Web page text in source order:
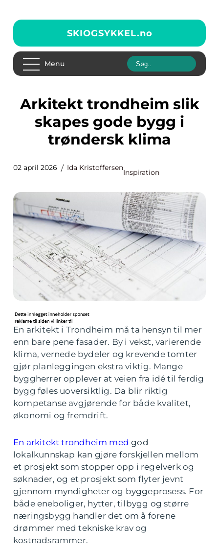
SKIOGSYKKEL.no
Menu
Arkitekt trondheim slik
skapes gode bygg i
trøndersk klima
02 april 2026 Ida Kristoffersen
Inspiration
En arkitekt i Trondheim må ta hensyn til mer
enn bare pene fasader. By i vekst, varierende
klima, vernede bydeler og krevende tomter
gjør planleggingen ekstra viktig. Mange
byggherrer opplever at veien fra idé til ferdig
bygg føles uoversiktlig. Da blir riktig
kompetanse avgjørende for både kvalitet,
økonomi og fremdrift.
En arkitekt trondheim med god
lokalkunnskap kan gjøre forskjellen mellom
et prosjekt som stopper opp i regelverk og
søknader, og et prosjekt som flyter jevnt
gjennom myndigheter og byggeprosess. For
både eneboliger, hytter, tilbygg og større
næringsbygg handler det om å forene
drømmer med tekniske krav og
kostnadsrammer.